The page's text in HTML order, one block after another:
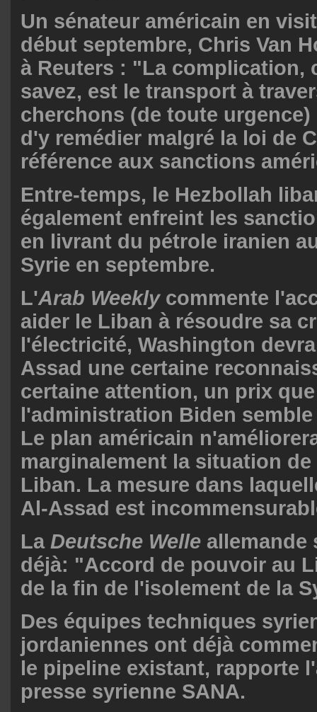
Un sénateur américain en
début septembre, Chris Van
à Reuters : "La complication,
savez, est le transport à
cherchons (de toute urgence)
d'y remédier malgré la loi de
référence aux sanctions
Entre-temps, le Hezbollah
également enfreint les
en livrant du pétrole iranien
Syrie en septembre.
L'Arab Weeklycommente
aider le Liban à résoudre sa
l'électricité, Washington
Assad une certaine
certaine attention, un prix que
l'administration Biden semble
Le plan américain
marginalement la situation
Liban. La mesure dans
Al-Assad est
La Deutsche Welle allemande
déjà: "Accord de pouvoir au
de la fin de l'isolement de la
Des équipes techniques
jordaniennes ont déjà
le pipeline existant, rapporte
presse syrienne SANA.